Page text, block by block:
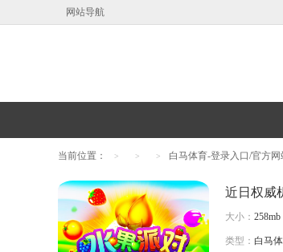
网站导航
当前位置： > > > 白马体育-登录入口/官方网
大小：258mb
类型： 白马